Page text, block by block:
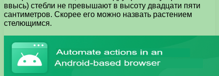
ввысь) стебли не превышают в высоту двадцати пяти
сантиметров. Скорее его можно назвать растением
стелющимся.